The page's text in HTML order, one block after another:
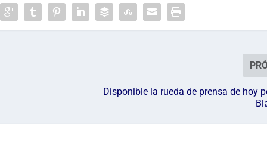
Disponible la rueda de prensa de hoy